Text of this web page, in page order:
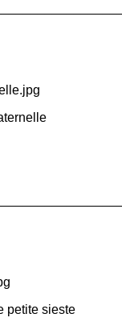
petite sieste